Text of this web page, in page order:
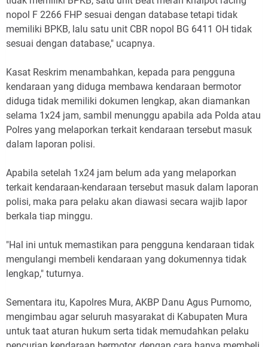
nopol F 2266 FHP sesuai dengan database tetapi tidak
memiliki BPKB, lalu satu unit CBR nopol BG 6411 OH tidak
sesuai dengan database," ucapnya.
Kasat Reskrim menambahkan, kepada para pengguna
kendaraan yang diduga membawa kendaraan bermotor
diduga tidak memiliki dokumen lengkap, akan diamankan
selama 1x24 jam, sambil menunggu apabila ada Polda atau
Polres yang melaporkan terkait kendaraan tersebut masuk
dalam laporan polisi.
Apabila setelah 1x24 jam belum ada yang melaporkan
terkait kendaraan-kendaraan tersebut masuk dalam laporan
polisi, maka para pelaku akan diawasi secara wajib lapor
berkala tiap minggu.
"Hal ini untuk memastikan para pengguna kendaraan tidak
mengulangi membeli kendaraan yang dokumennya tidak
lengkap," tuturnya.
Sementara itu, Kapolres Mura, AKBP Danu Agus Purnomo,
mengimbau agar seluruh masyarakat di Kabupaten Mura
untuk taat aturan hukum serta tidak memudahkan pelaku